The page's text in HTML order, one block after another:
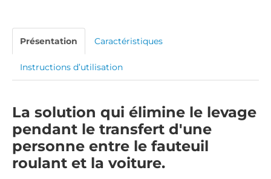
Présentation Caractéristiques
Instructions d’utilisation
La solution qui élimine le levage
pendant le transfert d'une
personne entre le fauteuil
roulant et la voiture.